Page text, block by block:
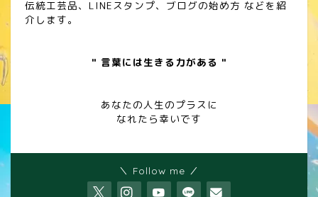
伝統工芸品、LINEスタンプ、ブログの始め方 などを紹
介します。
" 言葉には生きる力がある "
あなたの人生のプラスに
なれたら幸いです
＼ Follow me ／